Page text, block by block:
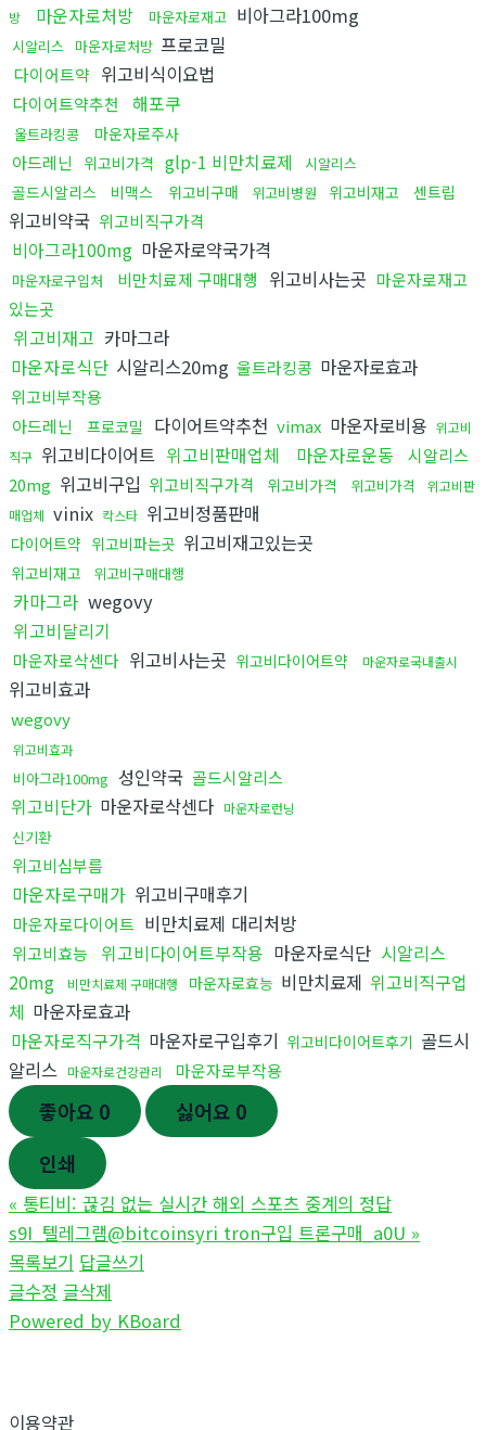
방
마운자로처방 마운자로재고 비아그라100mg
시알리스 마운자로처방 프로코밀
다이어트약 위고비식이요법
다이어트약추천 해포쿠
울트라킹콩 마운자로주사
아드레닌 위고비가격 glp-1 비만치료제 시알리스
골드시알리스 비맥스 위고비구매 위고비병원 위고비재고 센트립
위고비약국 위고비직구가격
비아그라100mg 마운자로약국가격
마운자로구입처 비만치료제 구매대행 위고비사는곳 마운자로재고
있는곳
위고비재고 카마그라
마운자로식단 시알리스20mg 울트라킹콩 마운자로효과
위고비부작용
아드레닌
프로코밀 다이어트약추천 vimax 마운자로비용 위고비
직구 위고비다이어트 위고비판매업체 마운자로운동
시알리스
20mg 위고비구입 위고비직구가격 위고비가격 위고비가격
위고비판
매업체 vinix 칵스타 위고비정품판매
다이어트약 위고비파는곳 위고비재고있는곳
위고비재고 위고비구매대행
카마그라 wegovy
위고비달리기
마운자로삭센다 위고비사는곳 위고비다이어트약 마운자로국내출시
위고비효과
wegovy
위고비효과
비아그라100mg 성인약국 골드시알리스
위고비단가 마운자로삭센다 마운자로런닝
신기환
위고비심부름
마운자로구매가 위고비구매후기
마운자로다이어트 비만치료제 대리처방
위고비효능 위고비다이어트부작용 마운자로식단 시알리스
20mg
비만치료제 구매대행 마운자로효능 비만치료제 위고비직구업
체 마운자로효과
마운자로직구가격 마운자로구입후기 위고비다이어트후기 골드시
알리스 마운자로건강관리 마운자로부작용
좋아요 0 싫어요 0
인쇄
« 통티비: 끊김 없는 실시간 해외 스포츠 중계의 정답
s9I_텔레그램@bitcoinsyri tron구입 트론구매_a0U »
목록보기 답글쓰기
글수정 글삭제
Powered by KBoard
이용약관